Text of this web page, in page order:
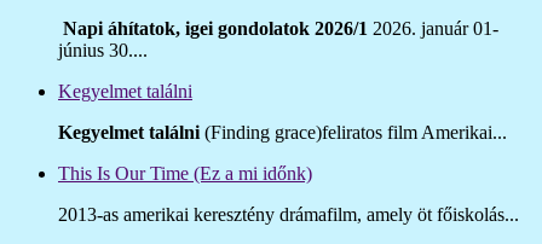
Napi áhítatok, igei gondolatok 2026/1 2026. január 01-
június 30....
Kegyelmet találni
Kegyelmet találni (Finding grace)feliratos film Amerikai...
This Is Our Time (Ez a mi időnk)
2013-as amerikai keresztény drámafilm, amely öt főiskolás...